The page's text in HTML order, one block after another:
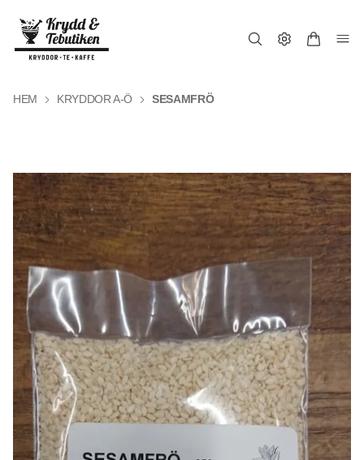
HEM KRYDDOR A-Ö SESAMFRÖ